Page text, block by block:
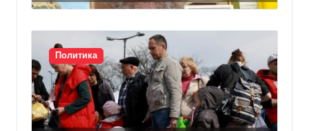
Политика